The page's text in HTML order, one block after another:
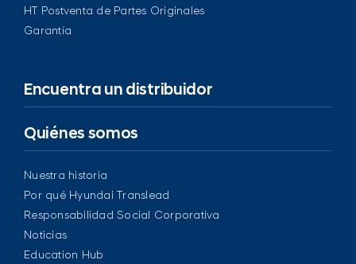
HT Postventa de Partes Originales
Garantía
Encuentra un distribuidor
Quiénes somos
Nuestra historia
Por qué Hyundai Translead
Responsabilidad Social Corporativa
Noticias
Education Hub